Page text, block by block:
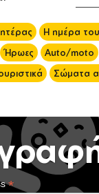
Η ημέρα
Ήρωες Auto/moto
Σώματα
*